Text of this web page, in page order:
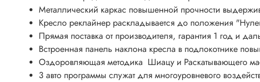
Металлический каркас повышенной прочности
Кресло реклайнер раскладывается до положения
Прямая поставка от производителя, гарантия 1 год и
Встроенная панель наклона кресла в подлокотнике
Оздоровляющая методика Шиацу и Раскатывающего
3 авто программы служат для многоуровневого